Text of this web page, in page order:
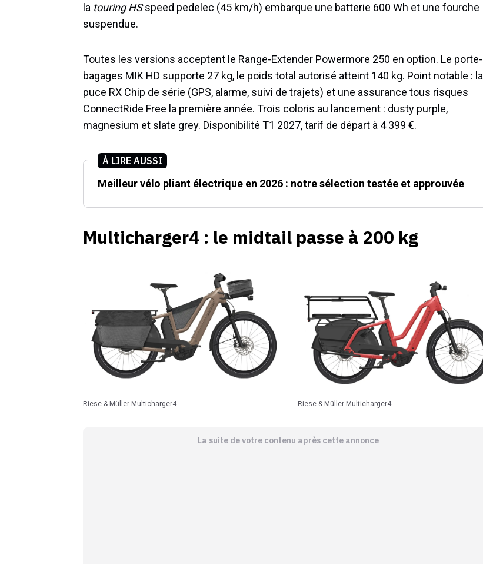
la touring HSspeed pedelec (45 km/h) embarque une batterie 600 Wh et une fourche
suspendue.
Toutes les versions acceptent le Range-Extender Powermore 250 en option. Le porte-
bagages MIK HD supporte 27 kg, le poids total autorisé atteint 140 kg. Point notable : la
puce RX Chip de série (GPS, alarme, suivi de trajets) et une assurance tous risques
ConnectRide Free la première année. Trois coloris au lancement : dusty purple,
magnesium et slate grey. Disponibilité T1 2027, tarif de départ à 4 399 €.
À LIRE AUSSI
Meilleur vélo pliant électrique en 2026 : notre sélection testée et approuvée
Multicharger4 : le midtail passe à 200 kg
Riese & Müller Multicharger4 Riese & Müller Multicharger4
La suite de votre contenu après cette annonce